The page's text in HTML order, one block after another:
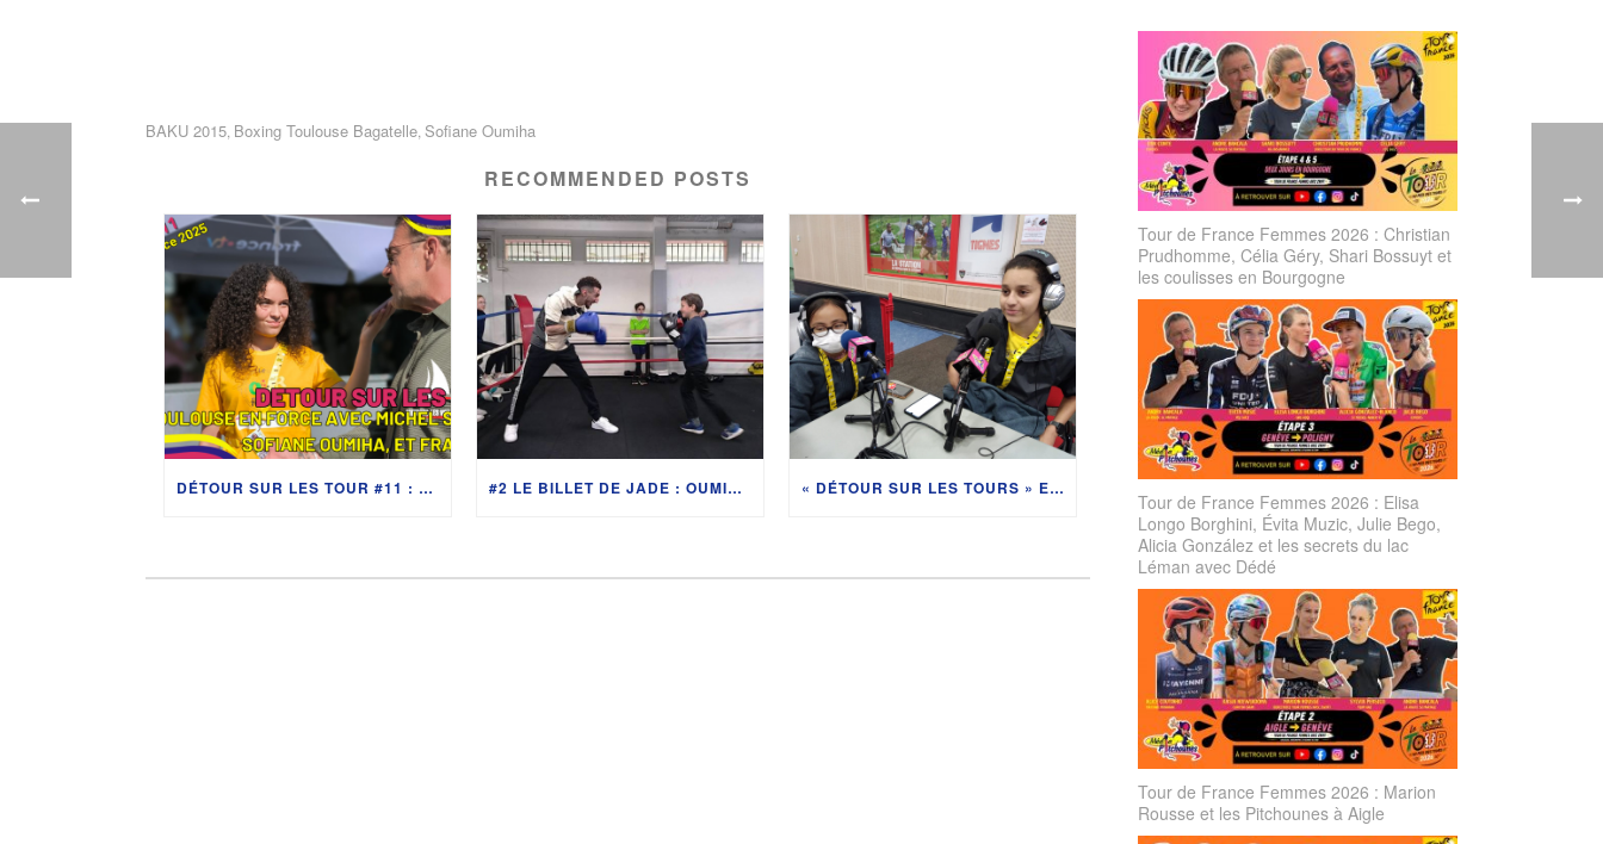
BAKU 2015 Boxing Toulouse Bagatelle Sofiane Oumiha
RECOMMENDED POSTS
DÉTOUR SUR LES TOUR #11 : TOULOUSE EN FORCE AVEC SOFIANE OUMIHA, MICHEL SARRAN ET FRANCE TV #2 LE BILLET DE JADE : OUMIHA FACE AUX PITCHOUNES « DÉTOUR SUR LES TOURS » ETAPE 9 – BEN O’CONNOR ASSURE À TIGNES
Tour de France Femmes 2026 : Christian
Prudhomme, Célia Géry, Shari Bossuyt et
les coulisses en Bourgogne
Tour de France Femmes 2026 : Elisa
Longo Borghini, Évita Muzic, Julie Bego,
Alicia González et les secrets du lac
Léman avec Dédé
Tour de France Femmes 2026 : Marion
Rousse et les Pitchounes à Aigle